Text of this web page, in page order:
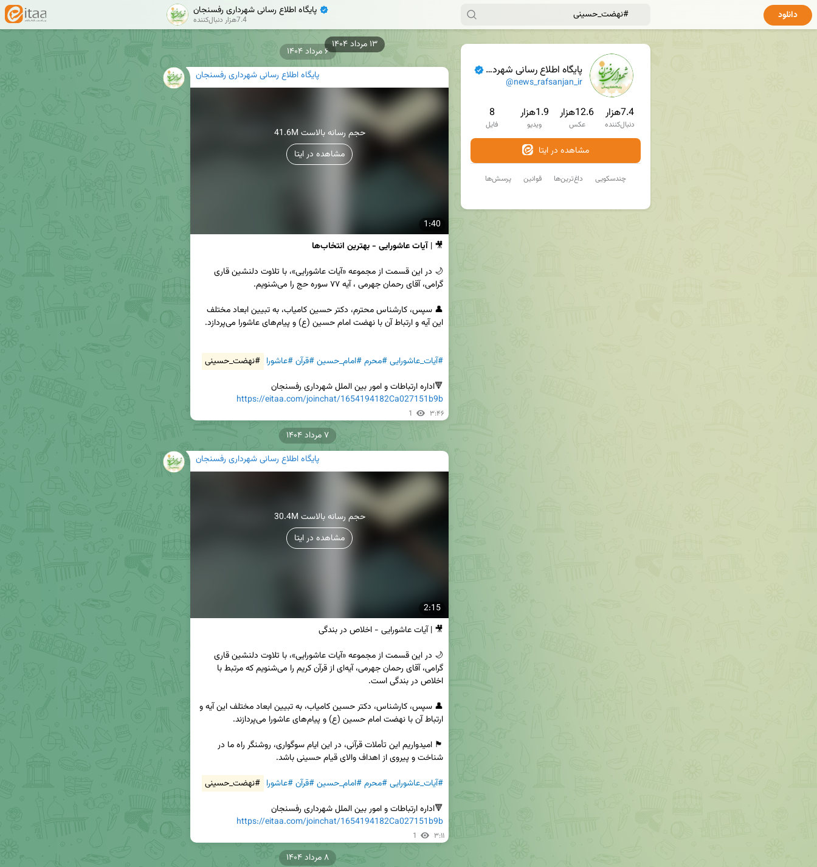
پایگاه اطلاع رسانی شهرداری رفسنجان
✔
@news_rafsanjan_ir
7.4هزار
دنبال‌کننده
12.6هزار
عکس
1.9هزار
ویدیو
8
فایل
مشاهده در ایتا
پرسش‌ها قوانین داغ‌ترین‌ها چندسکویی
پایگاه اطلاع رسانی شهرداری رفسنجان
✔
7.4هزار دنبال‌کننده دانلود
پایگاه اطلاع رسانی شهرداری رفسنجان
1:40
41.6M حجم رسانه بالاست
مشاهده در ایتا
🎥 | آیات عاشورایی - بهترین انتخاب‌ها
#آیات_عاشورایی#محرم#امام_حسین#قرآن#عاشورا #نهضت_حسینی
🔻اداره ارتباطات و امور بین الملل شهرداری رفسنجان
https://eitaa.com/joinchat/1654194182Ca027151b9b
1 ۳:۴۶
۶ مرداد ۱۴۰۴
پایگاه اطلاع رسانی شهرداری رفسنجان
2:15
30.4M حجم رسانه بالاست
مشاهده در ایتا
#آیات_عاشورایی#محرم#امام_حسین#قرآن#عاشورا #نهضت_حسینی
🔻اداره ارتباطات و امور بین الملل شهرداری رفسنجان
https://eitaa.com/joinchat/1654194182Ca027151b9b
1 ۳:۱۱
۷ مرداد ۱۴۰۴
۸ مرداد ۱۴۰۴